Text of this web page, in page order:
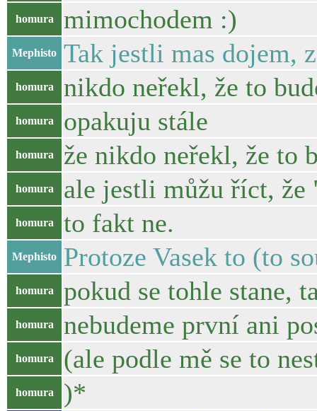
homura mimochodem :)
Mephisto Tak jestli mas dojem,
homura nikdo neřekl, že to
homura opakuju stále
homura že nikdo neřekl, že to
homura ale jestli můžu říct, že
homura to fakt ne.
Mephisto Protoze Vasek to (to
homura pokud se tohle stane,
homura nebudeme první ani
homura (ale podle mě se to
homura )*